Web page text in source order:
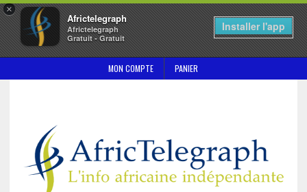
×
Africtelegraph
Africtelegraph
Gratuit - Gratuit
Installer l'app
MON COMPTE PANIER